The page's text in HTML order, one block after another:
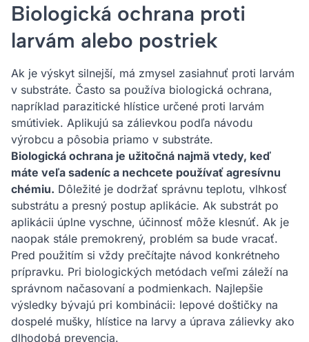
Biologická ochrana proti
larvám alebo postriek
Ak je výskyt silnejší, má zmysel zasiahnuť proti larvám
v substráte. Často sa používa biologická ochrana,
napríklad parazitické hlístice určené proti larvám
smútiviek. Aplikujú sa zálievkou podľa návodu
výrobcu a pôsobia priamo v substráte.
Biologická ochrana je užitočná najmä vtedy, keď
máte veľa sadeníc a nechcete používať agresívnu
chémiu. Dôležité je dodržať správnu teplotu, vlhkosť
substrátu a presný postup aplikácie. Ak substrát po
aplikácii úplne vyschne, účinnosť môže klesnúť. Ak je
naopak stále premokrený, problém sa bude vracať.
Pred použitím si vždy prečítajte návod konkrétneho
prípravku. Pri biologických metódach veľmi záleží na
správnom načasovaní a podmienkach. Najlepšie
výsledky bývajú pri kombinácii: lepové doštičky na
dospelé mušky, hlístice na larvy a úprava zálievky ako
dlhodobá prevencia.